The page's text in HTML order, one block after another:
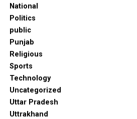
National
Politics
public
Punjab
Religious
Sports
Technology
Uncategorized
Uttar Pradesh
Uttrakhand